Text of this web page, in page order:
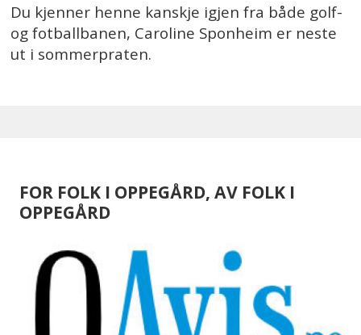
Du kjenner henne kanskje igjen fra både golf-
og fotballbanen, Caroline Sponheim er neste
ut i sommerpraten.
FOR FOLK I OPPEGÅRD, AV FOLK I
OPPEGÅRD